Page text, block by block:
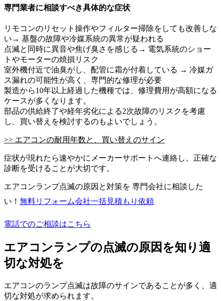
専門業者に相談すべき具体的な症状
リモコンのリセット操作やフィルター掃除をしても改善しな
い→ 基盤の故障や冷媒系統の異常が疑われる
点滅と同時に異音や焦げ臭さを感じる→ 電気系統のショー
トやモーターの焼損リスク
室外機付近で油臭がし、配管に霜が付着している → 冷媒ガ
ス漏れの可能性が高く、専門的な修理が必要
製造から10年以上経過した機種では、修理費用が高額になる
ケースが多くなります。
部品の供給終了や経年劣化による2次故障のリスクを考慮
し、買い替えを検討するのもよいでしょう。
>> エアコンの耐用年数と、買い替えのサイン
症状が現れたら速やかにメーカーサポートへ連絡し、正確な
診断を受けることが大切です。
エアコンランプ点滅の原因と対策を 専門会社に相談した
い！ 無料リフォーム会社一括見積もり依頼
電話でのご相談はこちら
エアコンランプの点滅の原因を知り適
切な対処を
エアコンのランプ点滅は故障のサインであることが多く、適
切な対処が求められます。